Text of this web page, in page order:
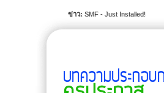
ข่าว: SMF - Just Installed!